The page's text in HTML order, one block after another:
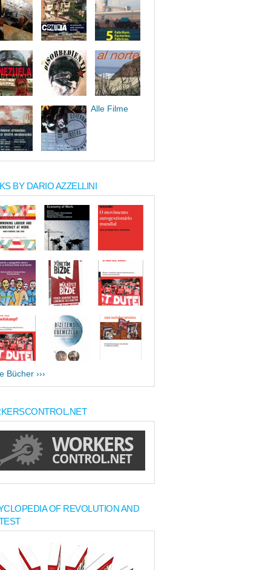
Alle Filme
BY DARIO AZZELLINI
Bücher ›››
OF REVOLUTION AND